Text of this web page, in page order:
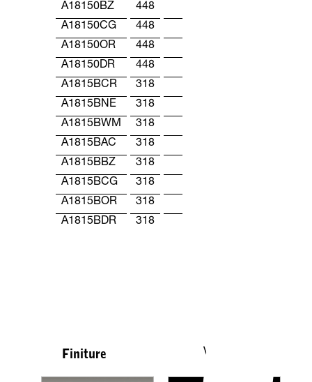
A18150BZ
448
A18150CG
448
A18150OR
448
A18150DR
448
A1815BCR
318
A1815BNE
318
A1815BWM
318
A1815BAC
318
A1815BBZ
318
A1815BCG
318
A1815BOR
318
A1815BDR
318
Finiture Vedi tutte